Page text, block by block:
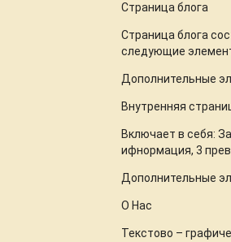
Страница блога
Страница блога
следующие
Дополнительные
Внутренняя
Включает в себя:
ифнормация, 3
Дополнительные
О Нас
Текстово –